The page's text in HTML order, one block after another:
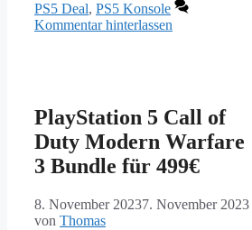
PS5 Deal, PS5 Konsole
Kommentar hinterlassen
PlayStation 5 Call of
Duty Modern Warfare
3 Bundle für 499€
8. November 20237. November 2023
von Thomas